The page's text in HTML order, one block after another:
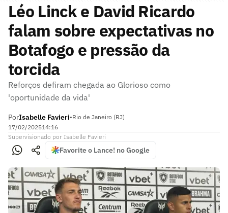
Léo Linck e David Ricardo
falam sobre expectativas no
Botafogo e pressão da
torcida
Reforços defiram chegada ao Glorioso como
'oportunidade da vida'
PorIsabelle Favieri•Rio de Janeiro (RJ)
17/02/202514:16
Supervisionado por Isabelle Favieri
Favorite o Lance! no Google